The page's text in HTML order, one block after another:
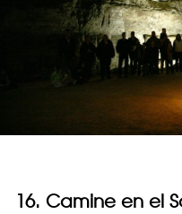
16. Camine en el